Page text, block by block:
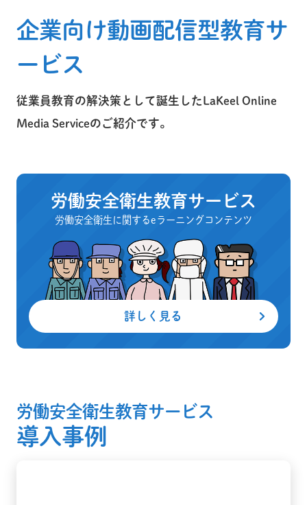
企業向け動画配信型教育サ
ービス
従業員教育の解決策として誕生したLaKeel Online
Media Serviceのご紹介です。
労働安全衛生教育サービス
労働安全衛生に関するeラーニングコンテンツ
詳しく見る
労働安全衛生教育サービス
導入事例